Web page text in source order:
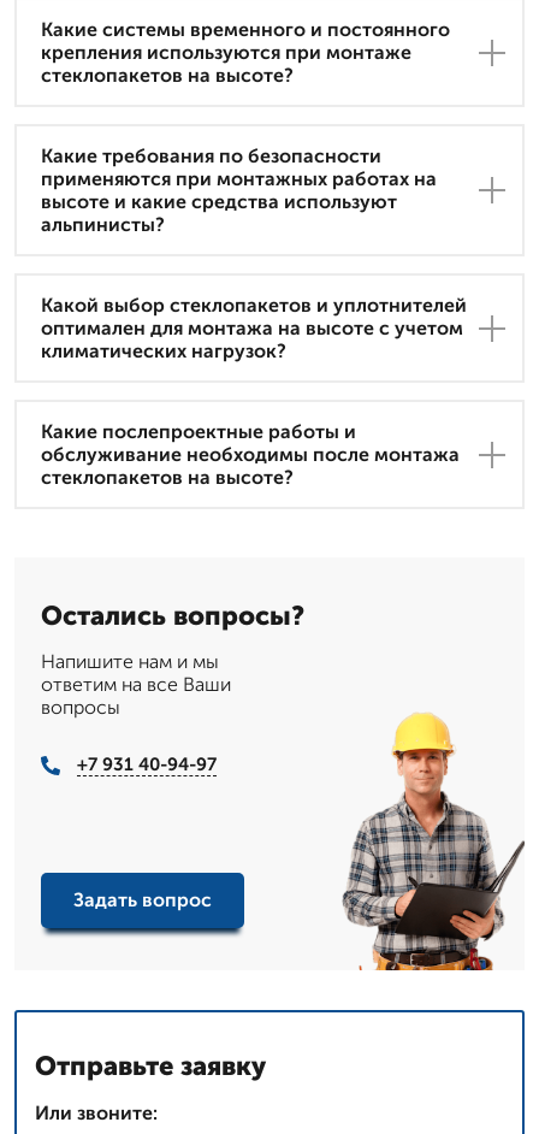
Какие системы временного и постоянного
крепления используются при монтаже
стеклопакетов на высоте?
Какие требования по безопасности
применяются при монтажных работах на
высоте и какие средства используют
альпинисты?
Какой выбор стеклопакетов и уплотнителей
оптимален для монтажа на высоте с учетом
климатических нагрузок?
Какие послепроектные работы и
обслуживание необходимы после монтажа
стеклопакетов на высоте?
Остались вопросы?
Напишите нам и мы
ответим на все Ваши
вопросы
+7 931 40-94-97
Задать вопрос
Отправьте заявку
Или звоните: